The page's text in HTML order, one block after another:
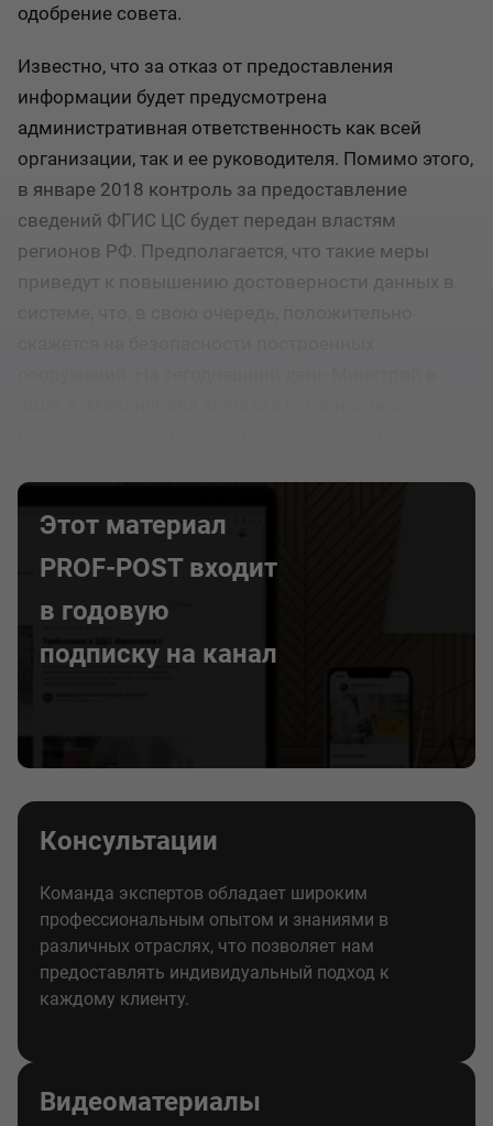
одобрение совета.
Известно, что за отказ от предоставления
информации будет предусмотрена
административная ответственность как всей
организации, так и ее руководителя. Помимо этого,
в январе 2018 контроль за предоставление
сведений ФГИС ЦС будет передан властям
регионов РФ. Предполагается, что такие меры
приведут к повышению достоверности данных в
Этот материал
PROF-POST входит
в годовую
подписку на канал
Консультации
Команда экспертов обладает широким
профессиональным опытом и знаниями в
различных отраслях, что позволяет нам
предоставлять индивидуальный подход к
каждому клиенту.
Видеоматериалы